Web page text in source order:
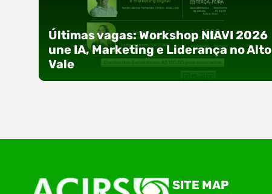
Últimas vagas: Workshop NIAVI 2026
une IA, Marketing e Liderança no Alto
Vale
Com o objetivo de impulsionar a produtividade, a
SITE MAP